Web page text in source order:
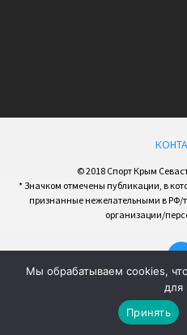
© 2018 Спорт Крым
* Значком отмечены публикации, в
признанные нежелательными в РФ/
организации/
Мы обрабатываем cookies,
для
Принять